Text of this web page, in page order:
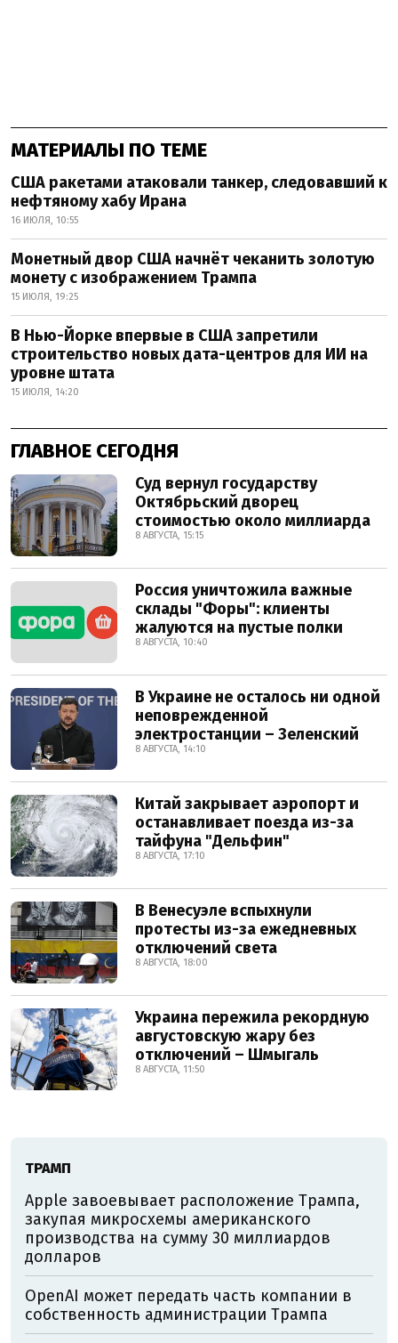
МАТЕРИАЛЫ ПО ТЕМЕ
США ракетами атаковали танкер, следовавший к
нефтяному хабу Ирана
16 ИЮЛЯ, 10:55
Монетный двор США начнёт чеканить золотую
монету с изображением Трампа
15 ИЮЛЯ, 19:25
В Нью-Йорке впервые в США запретили
строительство новых дата-центров для ИИ на
уровне штата
15 ИЮЛЯ, 14:20
ГЛАВНОЕ СЕГОДНЯ
Суд вернул государству
Октябрьский дворец
стоимостью около миллиарда
8 АВГУСТА, 15:15
Россия уничтожила важные
склады "Форы": клиенты
жалуются на пустые полки
8 АВГУСТА, 10:40
В Украине не осталось ни одной
неповрежденной
электростанции – Зеленский
8 АВГУСТА, 14:10
Китай закрывает аэропорт и
останавливает поезда из-за
тайфуна "Дельфин"
8 АВГУСТА, 17:10
В Венесуэле вспыхнули
протесты из-за ежедневных
отключений света
8 АВГУСТА, 18:00
Украина пережила рекордную
августовскую жару без
отключений – Шмыгаль
8 АВГУСТА, 11:50
ТРАМП
Apple завоевывает расположение Трампа,
закупая микросхемы американского
производства на сумму 30 миллиардов
долларов
OpenAI может передать часть компании в
собственность администрации Трампа